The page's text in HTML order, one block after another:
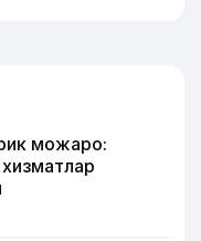
можаро: